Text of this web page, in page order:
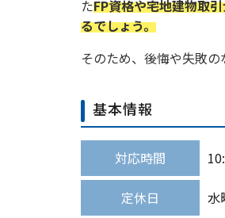
たFP資格や宅地建物取
るでしょう。
そのため、後悔や失敗の
基本情報
対応時間
定休日 水